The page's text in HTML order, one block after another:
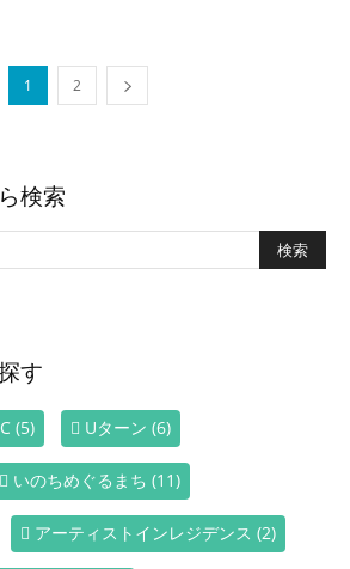
1 2
検索
す
(5) Uターン (6)
いのちめぐるまち (11)
アーティストインレジデンス (2)